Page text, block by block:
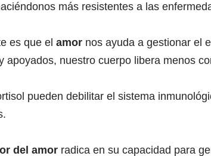
más resistentes a las
es que el amor nos ayuda a gestionar el
apoyados, nuestro cuerpo libera menos
pueden debilitar el sistema
del amor radica en su capacidad para